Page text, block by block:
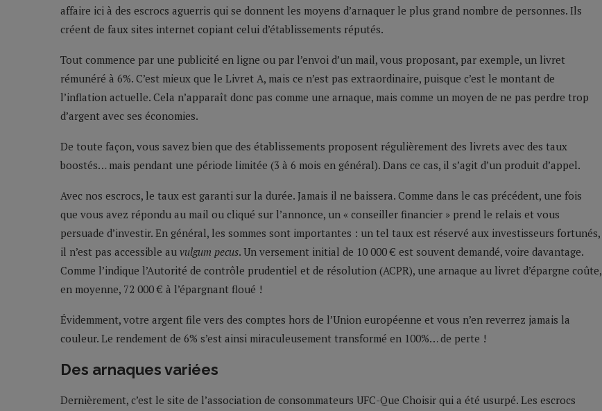
affaire ici à des escrocs aguerris qui se donnent les moyens d’arnaquer le plus grand nombre de personnes. Ils
créent de faux sites internet copiant celui d’établissements réputés.
Tout commence par une publicité en ligne ou par l’envoi d’un mail, vous proposant, par exemple, un livret
rémunéré à 6%. C’est mieux que le Livret A, mais ce n’est pas extraordinaire, puisque c’est le montant de
l’inflation actuelle. Cela n’apparaît donc pas comme une arnaque, mais comme un moyen de ne pas perdre trop
d’argent avec ses économies.
De toute façon, vous savez bien que des établissements proposent régulièrement des livrets avec des taux
boostés… mais pendant une période limitée (3 à 6 mois en général). Dans ce cas, il s’agit d’un produit d’appel.
Avec nos escrocs, le taux est garanti sur la durée. Jamais il ne baissera. Comme dans le cas précédent, une fois
que vous avez répondu au mail ou cliqué sur l’annonce, un « conseiller financier » prend le relais et vous
persuade d’investir. En général, les sommes sont importantes : un tel taux est réservé aux investisseurs fortunés,
il n’est pas accessible au vulgum pecus. Un versement initial de 10 000 € est souvent demandé, voire davantage.
Comme l’indique l’Autorité de contrôle prudentiel et de résolution (ACPR), une arnaque au livret d’épargne coûte,
en moyenne, 72 000 € à l’épargnant floué !
Évidemment, votre argent file vers des comptes hors de l’Union européenne et vous n’en reverrez jamais la
couleur. Le rendement de 6% s’est ainsi miraculeusement transformé en 100%… de perte !
Des arnaques variées
Dernièrement, c’est le site de l’association de consommateurs UFC-Que Choisir qui a été usurpé. Les escrocs